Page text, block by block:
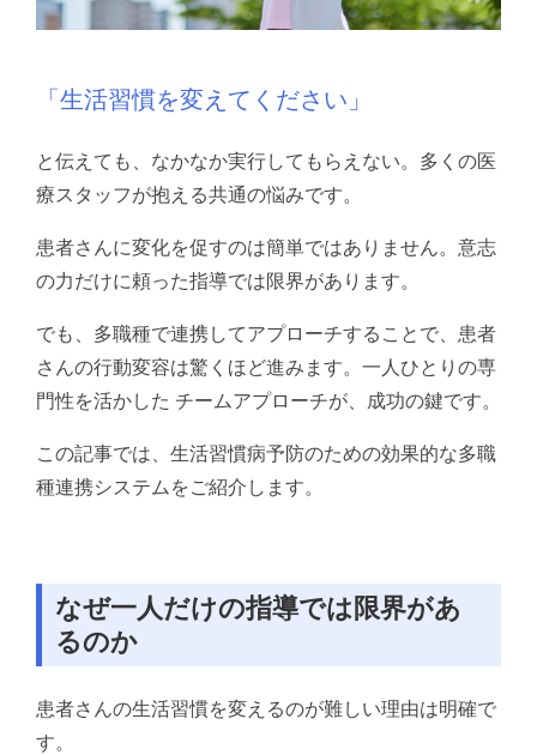
「生活習慣を変えてください」
と伝えても、なかなか実行してもらえない。 多くの医
療スタッフが抱える共通の悩みです。
患者さんに変化を促すのは簡単ではありません。 意志
の力だけに頼った指導では限界があります。
でも、多職種で連携してアプローチすることで、患者
さんの行動変容は驚くほど進みます。 一人ひとりの専
門性を活かした チームアプローチが、成功の鍵です。
この記事では、生活習慣病予防のための効果的な多職
種連携システムをご紹介します。
なぜ一人だけの指導では限界があ
るのか
患者さんの生活習慣を変えるのが難しい理由は明確で
す。